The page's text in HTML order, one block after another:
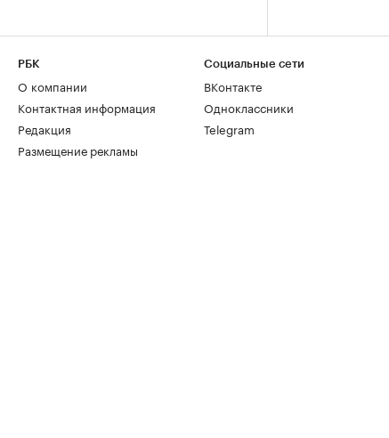
РБК
О компании
Контактная информация
Редакция
Размещение рекламы
Социальные сети
ВКонтакте
Одноклассники
Telegram